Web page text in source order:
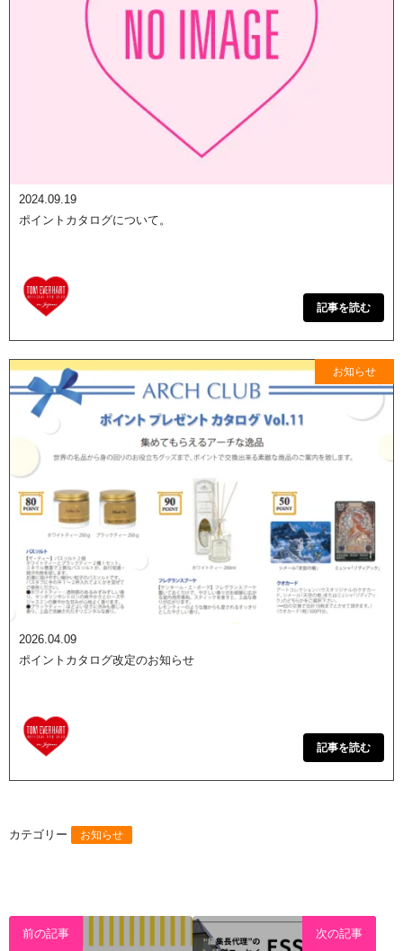
2024.09.19
ポイントカタログについて。
記事を読む
お知らせ
2026.04.09
ポイントカタログ改定のお知らせ
記事を読む
カテゴリー お知らせ